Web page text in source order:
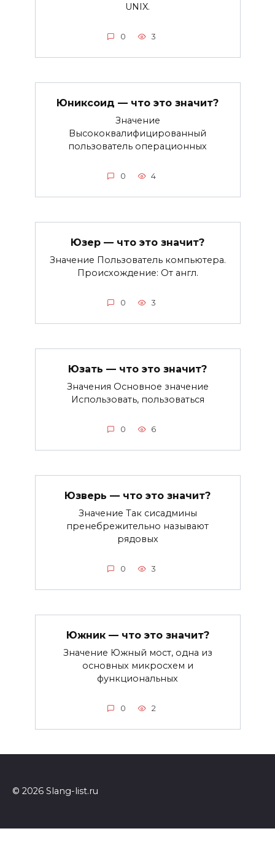
UNIX.
0 3
Юниксоид — что это значит?
Значение
Высококвалифицированный
пользователь операционных
0 4
Юзер — что это значит?
Значение Пользователь компьютера.
Происхождение: От англ.
0 3
Юзать — что это значит?
Значения Основное значение
Использовать, пользоваться
0 6
Юзверь — что это значит?
Значение Так сисадмины
пренебрежительно называют
рядовых
0 3
Южник — что это значит?
Значение Южный мост, одна из
основных микросхем и
функциональных
0 2
© 2026 Slang-list.ru